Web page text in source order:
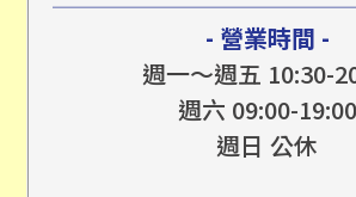
- 營業時間 -
週一～週五 10:30-
週六 09:00-19:00
週日 公休